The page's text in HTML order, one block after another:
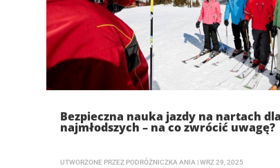
Bezpieczna nauka jazdy na nartach dla
najmłodszych – na co zwrócić uwagę?
UTWORZONE PRZEZ PODRÓŻNICZKA ANIA |WRZ 29, 2025